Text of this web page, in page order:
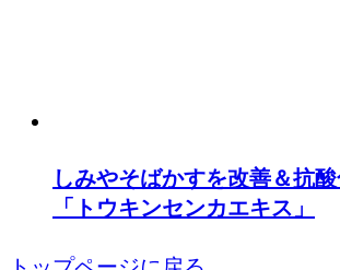
しみやそばかすを改善＆抗
「トウキンセンカエキス」